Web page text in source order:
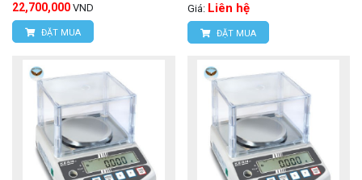
22,700,000 VND
ĐẶT MUA
Giá: Liên hệ
ĐẶT MUA